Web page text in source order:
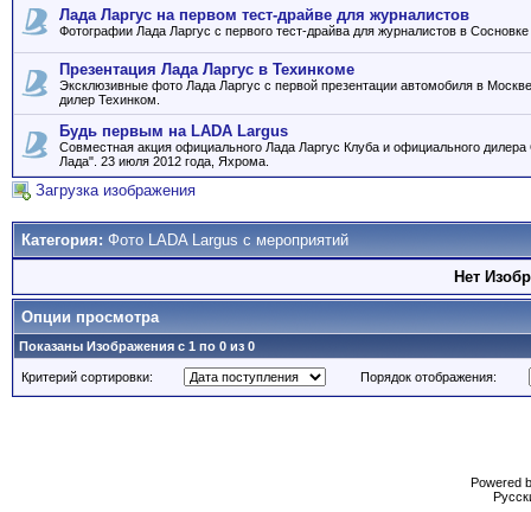
Лада Ларгус на первом тест-драйве для журналистов
Фотографии Лада Ларгус с первого тест-драйва для журналистов в
Презентация Лада Ларгус в Техинкоме
Эксклюзивные фото Лада Ларгус с первой презентации автомобиля в
дилер Техинком.
Будь первым на LADA Largus
Совместная акция официального Лада Ларгус Клуба и официального
Лада". 23 июля 2012 года, Яхрома.
Загрузка изображения
Категория: Фото LADA Largus с мероприятий
Нет
Опции просмотра
Показаны Изображения с 1 по 0 из 0
Критерий сортировки: Порядок отображения:
Powered